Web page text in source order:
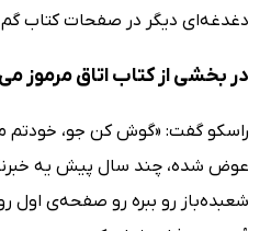
دغدغه‌ای دیگر در صفحات کتاب
در بخشی از کتاب اتاق مرموز
راسکو گفت: «گوش کن جو، خودتم
عوض شده، چند سال پیش یه
شعبده‌باز رو ببره رو صفحه‌ی اول